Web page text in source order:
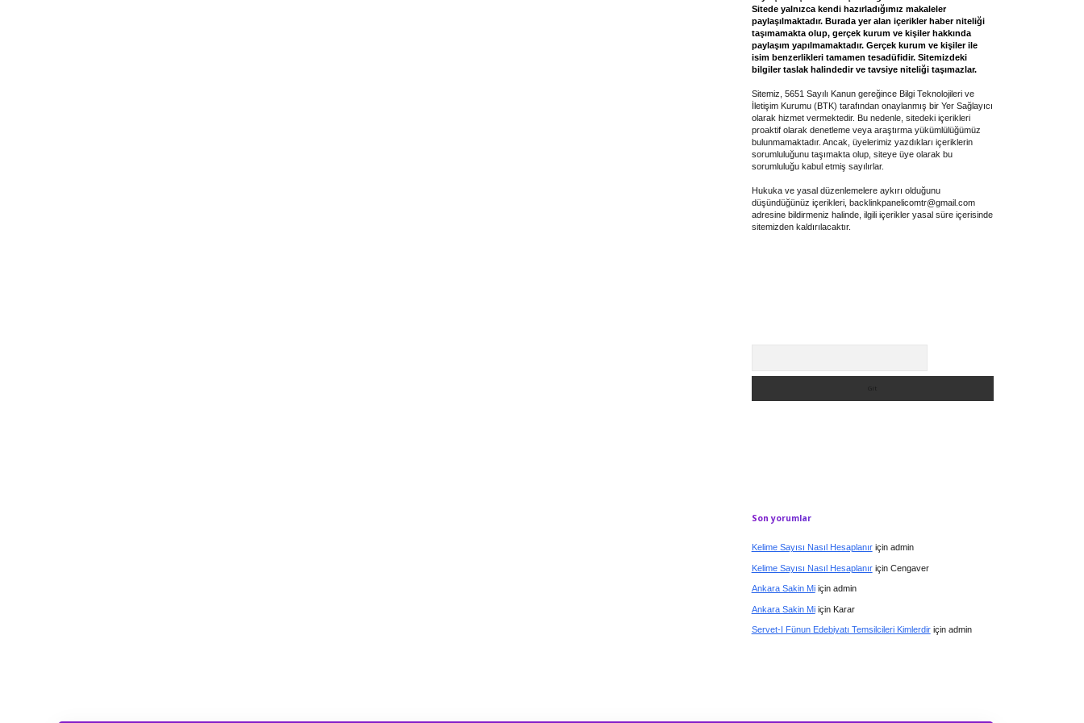
Sitede yalnızca kendi hazırladığımız makaleler
paylaşılmaktadır. Burada yer alan içerikler haber niteliği
taşımamakta olup, gerçek kurum ve kişiler hakkında
paylaşım yapılmamaktadır. Gerçek kurum ve kişiler ile
isim benzerlikleri tamamen tesadüfidir. Sitemizdeki
bilgiler taslak halindedir ve tavsiye niteliği taşımazlar.
Sitemiz, 5651 Sayılı Kanun gereğince Bilgi Teknolojileri ve
İletişim Kurumu (BTK) tarafından onaylanmış bir Yer Sağlayıcı
olarak hizmet vermektedir. Bu nedenle, sitedeki içerikleri
proaktif olarak denetleme veya araştırma yükümlülüğümüz
bulunmamaktadır. Ancak, üyelerimiz yazdıkları içeriklerin
sorumluluğunu taşımakta olup, siteye üye olarak bu
sorumluluğu kabul etmiş sayılırlar.
Hukuka ve yasal düzenlemelere aykırı olduğunu
düşündüğünüz içerikleri, backlinkpanelicomtr@gmail.com
adresine bildirmeniz halinde, ilgili içerikler yasal süre içerisinde
sitemizden kaldırılacaktır.
Son yorumlar
Kelime Sayısı Nasıl Hesaplanıriçin admin
Kelime Sayısı Nasıl Hesaplanıriçin Cengaver
Ankara Sakin Miiçin admin
Ankara Sakin Miiçin Karar
Servet-I Fünun Edebiyatı Temsilcileri Kimlerdiriçin admin